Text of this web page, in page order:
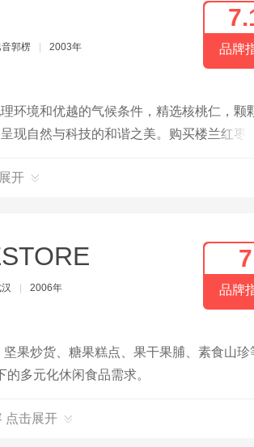
音郭楞 2003年 品牌
环境和优越的气候条件，精选核桃仁，颗
现自然与科技的和谐之美。购买楼兰红枣
开
2006年
7
品牌
果炒货、糖果糕点、果干果脯、素食山珍
多元化休闲食品需求。
点击展开